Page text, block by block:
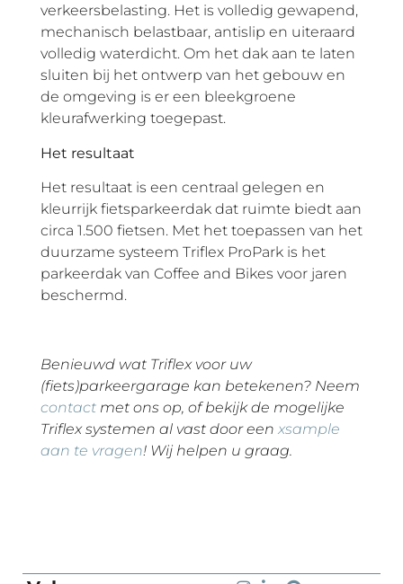
verkeersbelasting. Het is volledig gewapend,
mechanisch belastbaar, antislip en uiteraard
volledig waterdicht. Om het dak aan te laten
sluiten bij het ontwerp van het gebouw en
de omgeving is er een bleekgroene
kleurafwerking toegepast.
Het resultaat
Het resultaat is een centraal gelegen en
kleurrijk fietsparkeerdak dat ruimte biedt aan
circa 1.500 fietsen. Met het toepassen van het
duurzame systeem Triflex ProPark is het
parkeerdak van Coffee and Bikes voor jaren
beschermd.
Benieuwd wat Triflex voor uw
(fiets)parkeergarage kan betekenen? Neem
contact met ons op, of bekijk de mogelijke
Triflex systemen al vast door een xsample
aan te vragen! Wij helpen u graag.